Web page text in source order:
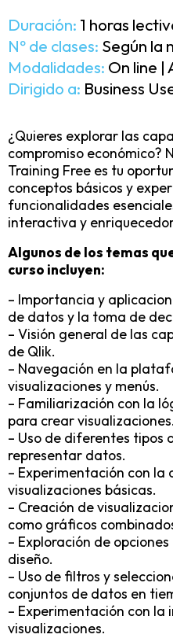
Duración: 1 horas
Nº de clases: Según la
Modalidades: On line |
Dirigido a: Business
¿Quieres explorar las
compromiso económico?
Training Free es tu
conceptos básicos y
funcionalidades
interactiva y
Algunos de los temas
curso incluyen:
– Importancia y
de datos y la toma de
– Visión general de las
de Qlik.
– Navegación en la
visualizaciones y menús.
– Familiarización con la
para crear visualizaciones.
– Uso de diferentes tipos
representar datos.
– Experimentación con la
visualizaciones básicas.
– Creación de
como gráficos
– Exploración de
diseño.
– Uso de filtros y
conjuntos de datos en
– Experimentación con la
visualizaciones.